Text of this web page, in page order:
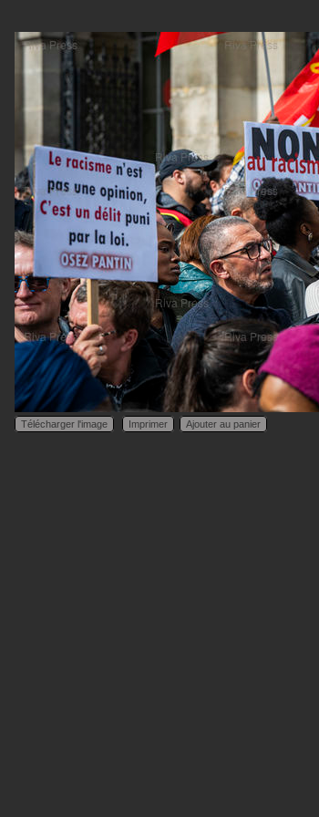
Télécharger l'image Imprimer Ajouter au panier